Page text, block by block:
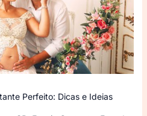
Perfeito: Dicas e Ideias